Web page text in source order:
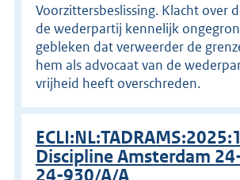
Voorzittersbeslissing. Klacht over
de wederpartij kennelijk
gebleken dat verweerder de
hem als advocaat van de
vrijheid heeft overschreden.
Discipline Amsterdam
24-930/A/A